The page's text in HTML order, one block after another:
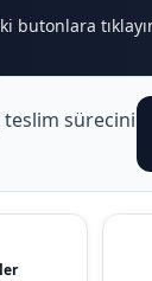
butonlara
teslim sürecini